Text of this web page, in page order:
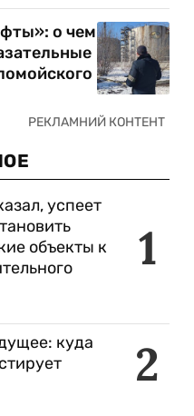
о чем
1
успеет
объекты к
2
куда